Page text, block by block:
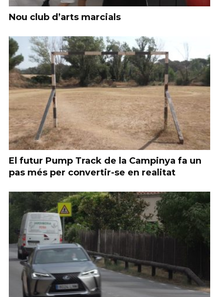
Nou club d’arts marcials
El futur Pump Track de la Campinya fa un
pas més per convertir-se en realitat